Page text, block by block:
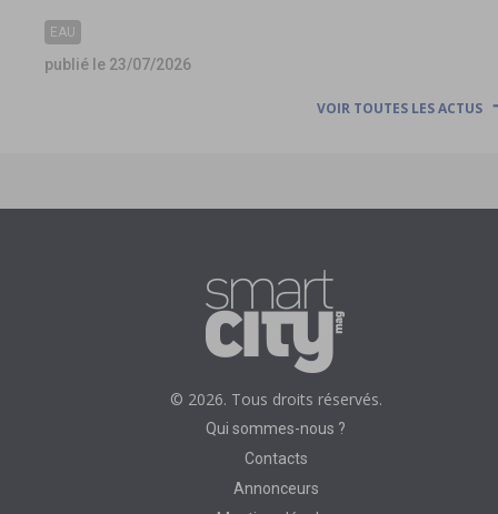
EAU
publié le 23/07/2026
VOIR TOUTES LES ACTUS
© 2026. Tous droits réservés.
Qui sommes-nous ?
Contacts
Annonceurs